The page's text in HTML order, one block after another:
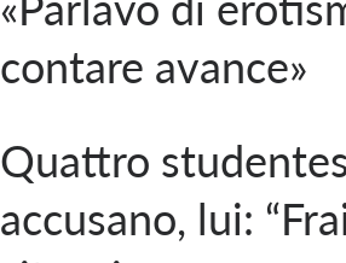
contare avance»
Quattro
accusano, lui: